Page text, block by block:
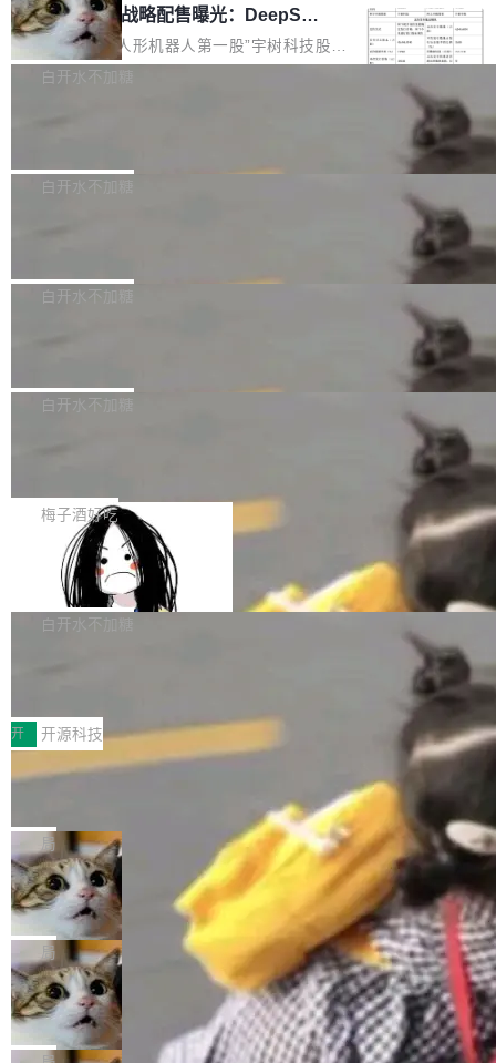
器 Prime Agent 的架构和市面上大多数 coding
agent 有本质区别。大多数 agent harness 的设
计是基于早期模型的能力—...
但它可能是主流开源项目中关于 AI 辅助贡献最
细致的一份规则。 政策的核心只有一句话：LLM
可以用来分析、提炼、审阅、建议，但不能用来
不得生成涉及安全性的关键变更，除非作者本身
宇树科技 IPO 战略配售曝光：DeepSe
ek 获配 93.3 万股，锁定 36 个月
8月6日晚间，“人形机器人第一股”宇树科技股份
有限公司披露IPO发行价格及战略配售结果，杭
36个月。 公告显示，本次宇树科技战略配售对
员工参与设立的专项资产管理计划。其中，Dee
获配9...
白开水不加糖
Bug fixes and enhancements 修复多次传递同
一个回归问题，该问题导致拉取镜像时会拒绝包
题，该问题可能导致在旧版 Linux 内核...
白开水不加糖
e 孵化器项目管理委员会（IPMC）投票中获得
P）！这一里程碑不仅标志着 Fluss 迈入新的发
白开水不加糖
长期停止内容更新，未能实现其作为“AI版维基百
提交的编辑请求也长期处于待处理状态。 Groki
pedia 于去年底上线，定位为由人工智能生成内
容的百科平台，被马斯克视为传统众包百科网站
维基百科的替代方案。Lawfare 调查发现，无论
热门页面还是低关注度页面，均未出现近期更
白开水不加糖
是这样的：配 MessageSource 的 Bean、写 R
eloadableResourceBundleMessageSource、
声明 LocaleResolver、注册 LocaleChangeInt
erceptor…五六步之后才能看到第一行翻译文
本。 Solon 换了个方式。整个 i18n 模块围绕三
梅子酒好吃
Apache Doris 4.1 全面增强 Iceberg：
支持 UPDATE、MERGE INTO 与 Iceb
erg V3
Apache Doris 4.1 要补齐的，正是缺失的那一
半。在已有查询能力的基础上，Doris 进一步支
常维护操作，并完整支持 Iceberg V3 格式。
白开水不加糖
村国家自主创新示范区会议中心开幕。本届大会
由中关村智联软件服务业质量创新联盟主办，以
“智构可信·质创未来——AI原生时代的质量新范
式”为主题，直面AI从实验室走向规模化产业落地
的核心质量命题。会上，《2026智能研发生产力
工具选型手册》发布，Testin云测的Testin XAge
nt智能测试系统入选AI测试领域代表产品。对CI
O而言，这提示了一个转变：AI测试正在从效率
工具升级为企业的质量基础设施。 CIO面对的新
现实 过去两年，CIO们的焦虑清单上多了两项：
一是如何让大模型和智能体应用安全地从PoC走
向生产，二是如何让测试团队跟得上AI应用...
开 开源科技
让非法状态不可表示：一篇关于 ADT
有一种东西，一旦用过就回不去了。Alex Fedos
eev 管它叫"软件设计的基石"。 他说的东西不新
鲜——代数数据类型（ADT），尤其是和类型
（sum type）。但他说清楚了一件事：这不是类
型系统的学术体操，是日常编码的思维方式。 文
章从一个简单的例子切入。一个网站的深色主题
设置，如果用布尔值 + 可空字段来表示——bool
ean 表示是否可切换，nullable 的默认模式、浅
色方案、深色方案——会产生大量无意义的组
合。方案缺了、配置冲突了、全 null 了。要知道
局
Cloudflare 开源内部企业 AI 平台 Clou
dflare OS
Cloudflare 发布了一个开源项目 Cloudflare O
S。如果你只看官方博客，你会觉得这是又一
个"AI 知识库 + 聊天机器人"——每个大厂都在
做，没什么新鲜的。 但 Kenton Varda 在 Twitte
r 上把事情说清楚了： 今天我们发布了 Cloudfla
re OS，一个带连接器的聊天机器人，跟其他所
局
Deno 团队开源 Celld，可自托管的分
布式 Durable Objects
Ryan Dahl 领导的 Deno 团队推出了最新开源项
目 Celld，一个能在自己机器上运行 Cloudflare